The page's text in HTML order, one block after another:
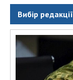
Вибір редакції